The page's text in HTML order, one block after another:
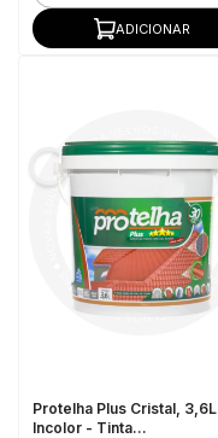
ADICIONAR
Protelha Plus Cristal, 3,6L
Incolor - Tinta